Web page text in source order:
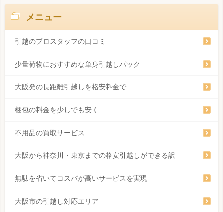
メニュー
引越のプロスタッフの口コミ
少量荷物におすすめな単身引越しパック
大阪発の長距離引越しを格安料金で
梱包の料金を少しでも安く
不用品の買取サービス
大阪から神奈川・東京までの格安引越しができる訳
無駄を省いてコスパが高いサービスを実現
大阪市の引越し対応エリア